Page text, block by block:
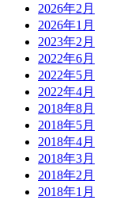
2026年2月
2026年1月
2023年2月
2022年6月
2022年5月
2022年4月
2018年8月
2018年5月
2018年4月
2018年3月
2018年2月
2018年1月